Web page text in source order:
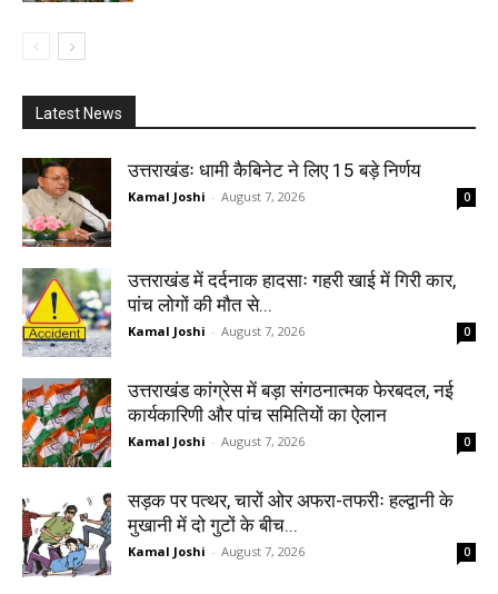
Latest News
उत्तराखंडः धामी कैबिनेट ने लिए 15 बड़े निर्णय
Kamal Joshi - August 7, 2026 0
उत्तराखंड में दर्दनाक हादसाः गहरी खाई में गिरी कार,
पांच लोगों की मौत से...
Kamal Joshi - August 7, 2026 0
उत्तराखंड कांग्रेस में बड़ा संगठनात्मक फेरबदल, नई
कार्यकारिणी और पांच समितियों का ऐलान
Kamal Joshi - August 7, 2026 0
सड़क पर पत्थर, चारों ओर अफरा-तफरीः हल्द्वानी के
मुखानी में दो गुटों के बीच...
Kamal Joshi - August 7, 2026 0